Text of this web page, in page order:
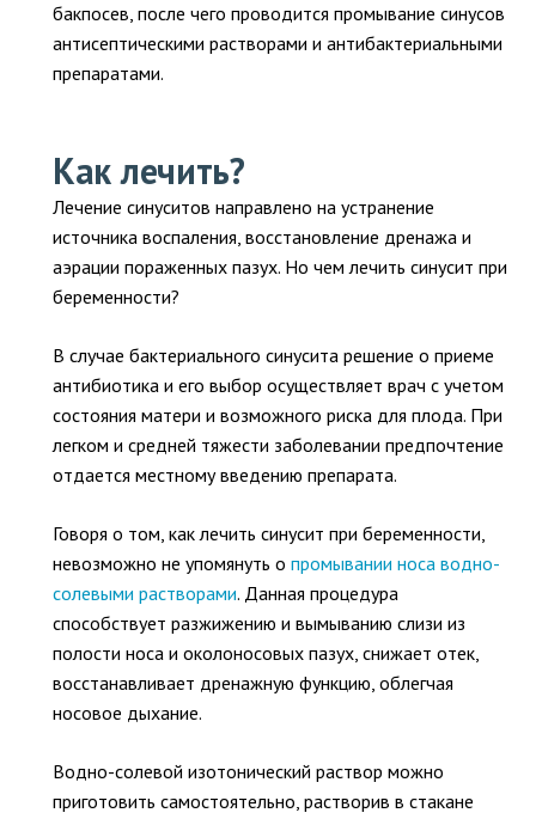
бакпосев, после чего проводится промывание синусов
антисептическими растворами и антибактериальными
препаратами.
Как лечить?
Лечение синуситов направлено на устранение
источника воспаления, восстановление дренажа и
аэрации пораженных пазух. Но чем лечить синусит при
беременности?
В случае бактериального синусита решение о приеме
антибиотика и его выбор осуществляет врач с учетом
состояния матери и возможного риска для плода. При
легком и средней тяжести заболевании предпочтение
отдается местному введению препарата.
Говоря о том, как лечить синусит при беременности,
невозможно не упомянуть о промывании носа водно-
солевыми растворами. Данная процедура
способствует разжижению и вымыванию слизи из
полости носа и околоносовых пазух, снижает отек,
восстанавливает дренажную функцию, облегчая
носовое дыхание.
Водно-солевой изотонический раствор можно
приготовить самостоятельно, растворив в стакане